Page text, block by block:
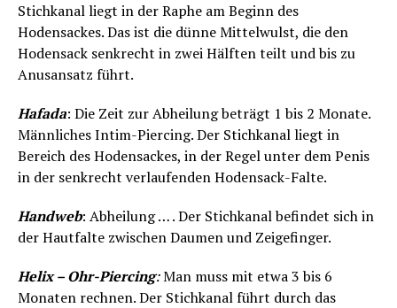
Stichkanal liegt in der Raphe am Beginn des
Hodensackes. Das ist die dünne Mittelwulst, die den
Hodensack senkrecht in zwei Hälften teilt und bis zu
Anusansatz führt.
Hafada: Die Zeit zur Abheilung beträgt 1 bis 2 Monate.
Männliches Intim-Piercing. Der Stichkanal liegt in
Bereich des Hodensackes, in der Regel unter dem Penis
in der senkrecht verlaufenden Hodensack-Falte.
Handweb: Abheilung … . Der Stichkanal befindet sich in
der Hautfalte zwischen Daumen und Zeigefinger.
Helix – Ohr-Piercing:Man muss mit etwa 3 bis 6
Monaten rechnen. Der Stichkanal führt durch das